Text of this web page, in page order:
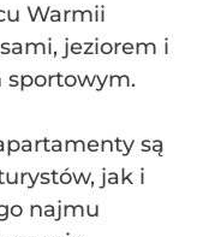
Warmii
jeziorem i
sportowym.
są
jak i
najmu